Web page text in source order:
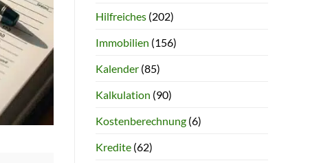
Hilfreiches(202)
Immobilien (156)
Kalender(85)
Kalkulation (90)
Kostenberechnung(6)
Kredite(62)